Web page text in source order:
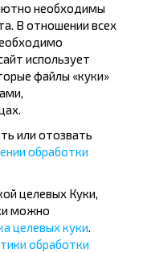
і іншыя
на
з намі танней!
необходимы
В отношении всех
использует
файлы «куки»
или отозвать
обработки
целевых Куки,
можно
целевых куки.
обработки